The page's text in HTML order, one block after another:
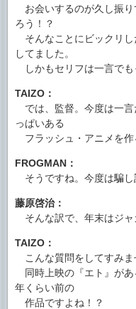
お会いするのが久し振り
ろう！？
そんなことにビックリし
してました。
しかもセリフは一言でも
TAIZO：
では、監督。今度は一言
っぱいある
フラッシュ・アニメを作
FROGMAN：
そうですね。今度は騙し
藤原啓治：
そんな訳で、年末はジャ
TAIZO：
こんな質問をしてすみま
同時上映の『エト』があ
年くらい前の
作品ですよね！？